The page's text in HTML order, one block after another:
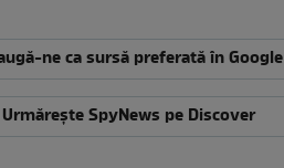
ne ca sursă preferată în Google
Urmărește SpyNews pe Discover